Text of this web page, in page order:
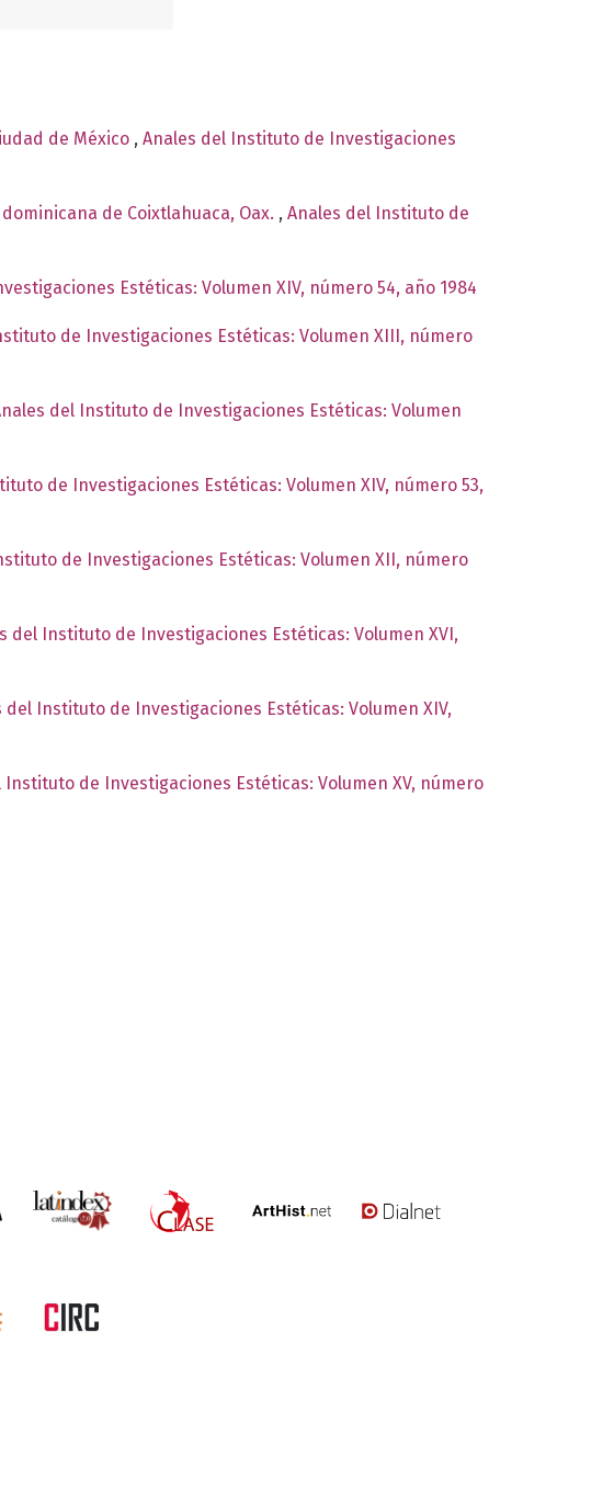
de México , Anales del Instituto de Investigaciones
de Coixtlahuaca, Oax. , Anales del Instituto de
Estéticas: Volumen XIV, número 54, año 1984
de Investigaciones Estéticas: Volumen XIII, número
del Instituto de Investigaciones Estéticas: Volumen
de Investigaciones Estéticas: Volumen XIV, número 53,
de Investigaciones Estéticas: Volumen XII, número
del Instituto de Investigaciones Estéticas: Volumen XVI,
del Instituto de Investigaciones Estéticas: Volumen XIV,
Instituto de Investigaciones Estéticas: Volumen XV, número